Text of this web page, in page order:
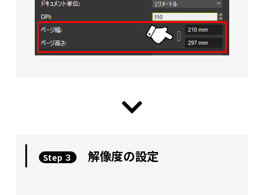
Step ３ 解像度の設定